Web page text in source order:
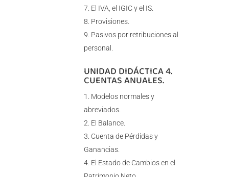
El IVA, el IGIC y el IS.
Provisiones.
Pasivos por retribuciones al
personal.
UNIDAD DIDÁCTICA 4.
CUENTAS ANUALES.
Modelos normales y
abreviados.
El Balance.
Cuenta de Pérdidas y
Ganancias.
El Estado de Cambios en el